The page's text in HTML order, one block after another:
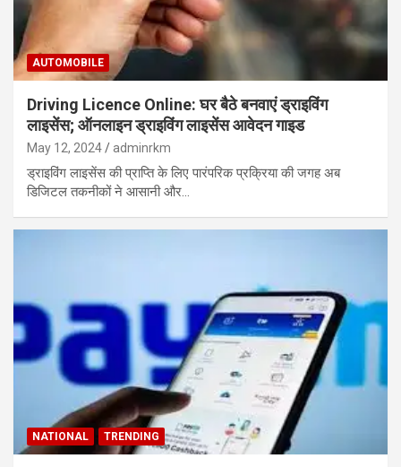
AUTOMOBILE
Driving Licence Online: घर बैठे बनवाएं ड्राइविंग
लाइसेंस; ऑनलाइन ड्राइविंग लाइसेंस आवेदन गाइड
May 12, 2024 adminrkm
ड्राइविंग लाइसेंस की प्राप्ति के लिए पारंपरिक प्रक्रिया की जगह अब
डिजिटल तकनीकों ने आसानी और…
NATIONAL TRENDING